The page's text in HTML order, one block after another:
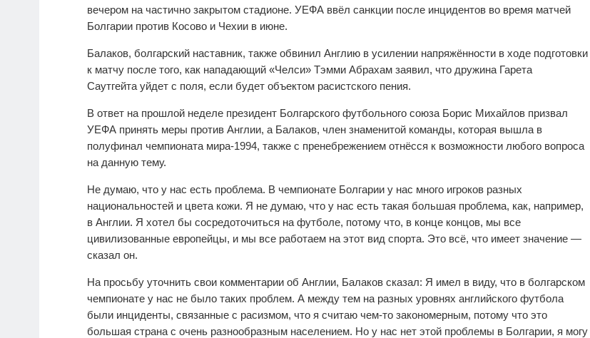
вечером на частично закрытом стадионе. УЕФА ввёл санкции после инцидентов во время матчей
Болгарии против Косово и Чехии в июне.
Балаков, болгарский наставник, также обвинил Англию в усилении напряжённости в ходе подготовки
к матчу после того, как нападающий «Челси» Тэмми Абрахам заявил, что дружина Гарета
Саутгейта уйдет с поля, если будет объектом расистского пения.
В ответ на прошлой неделе президент Болгарского футбольного союза Борис Михайлов призвал
УЕФА принять меры против Англии, а Балаков, член знаменитой команды, которая вышла в
полуфинал чемпионата мира-1994, также с пренебрежением отнёсся к возможности любого вопроса
на данную тему.
Не думаю, что у нас есть проблема. В чемпионате Болгарии у нас много игроков разных
национальностей и цвета кожи. Я не думаю, что у нас есть такая большая проблема, как, например,
в Англии. Я хотел бы сосредоточиться на футболе, потому что, в конце концов, мы все
цивилизованные европейцы, и мы все работаем на этот вид спорта. Это всё, что имеет значение —
сказал он.
На просьбу уточнить свои комментарии об Англии, Балаков сказал: Я имел в виду, что в болгарском
чемпионате у нас не было таких проблем. А между тем на разных уровнях английского футбола
были инциденты, связанные с расизмом, что я считаю чем-то закономерным, потому что это
большая страна с очень разнообразным населением. Но у нас нет этой проблемы в Болгарии, я могу